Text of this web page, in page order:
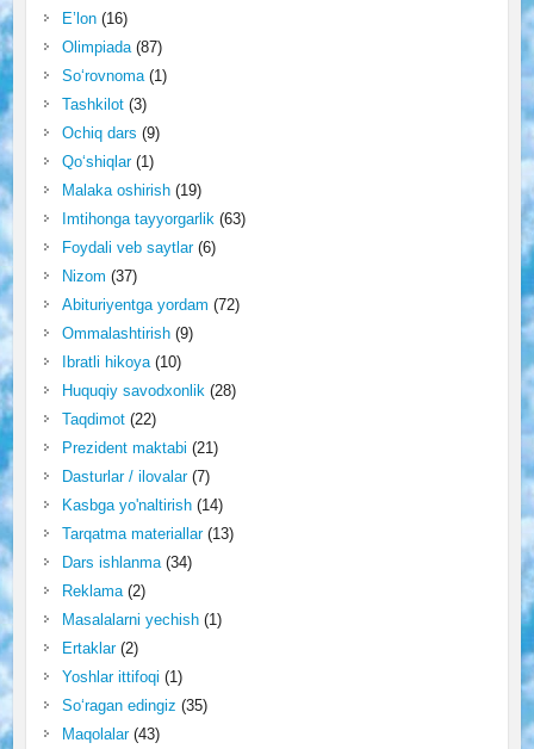
E’lon(16)
Olimpiada(87)
So‘rovnoma(1)
Tashkilot(3)
Ochiq dars (9)
Qo‘shiqlar(1)
Malaka oshirish(19)
Imtihonga tayyorgarlik (63)
Foydali veb saytlar(6)
Nizom (37)
Abituriyentga yordam (72)
Ommalashtirish(9)
Ibratli hikoya(10)
Huquqiy savodxonlik (28)
Taqdimot(22)
Prezident maktabi (21)
Dasturlar / ilovalar(7)
Kasbga yo'naltirish(14)
Tarqatma materiallar(13)
Dars ishlanma(34)
Reklama(2)
Masalalarni yechish(1)
Ertaklar(2)
Yoshlar ittifoqi (1)
So‘ragan edingiz (35)
Maqolalar(43)